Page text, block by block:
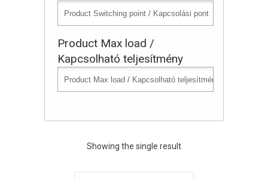
Product Max load /
Kapcsolható teljesítmény
Showing the single result